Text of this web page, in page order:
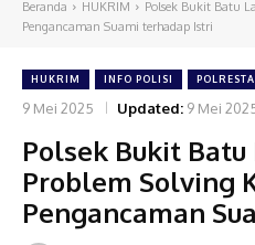
Beranda HUKRIM
Polsek Bukit Batu
Pengancaman Suami terhadap Istri
HUKRIM INFO POLISI
9 Mei 2025 Updated: 9 Mei
Polsek Bukit Batu
Problem Solving
Pengancaman